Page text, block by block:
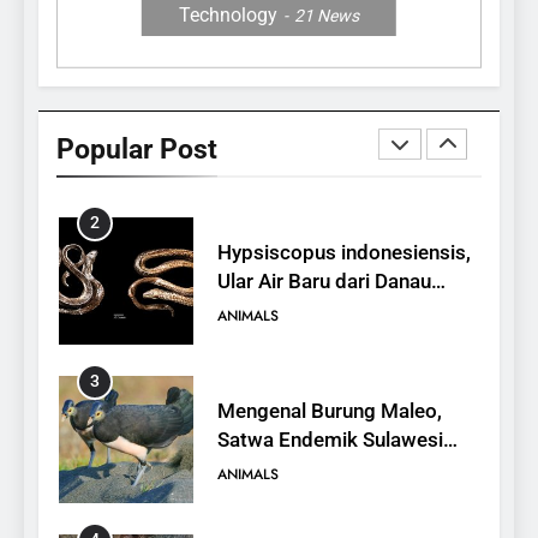
Technology 21 News
Popular Post
1
Antelope, Si Antelop
2
Hypsiscopus indonesiensis,
Ular Air Baru dari Danau
Towuti
ANIMALS
3
Mengenal Burung Maleo,
Satwa Endemik Sulawesi
yang Terancam Punah
ANIMALS